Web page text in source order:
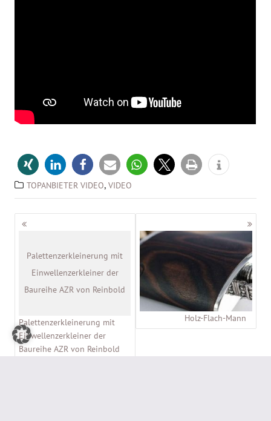
TOPANBIETER VIDEO,VIDEO
Beitragsnavigation
Palettenzerkleinerung mit
Einwellenzerkleiner der
Baureihe AZR von Reinbold
Palettenzerkleinerung mit
Einwellenzerkleiner der
Baureihe AZR von Reinbold
Holz-Flach-Mann